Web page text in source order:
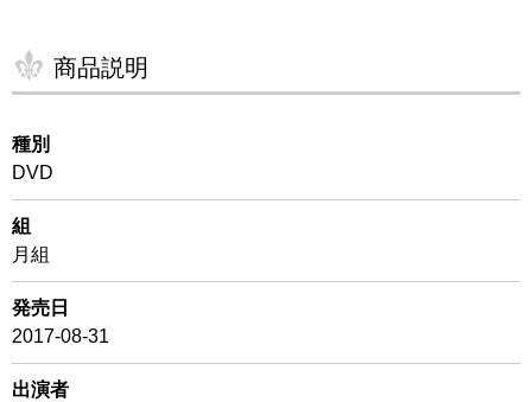
商品説明
種別
DVD
組
月組
発売日
2017-08-31
出演者